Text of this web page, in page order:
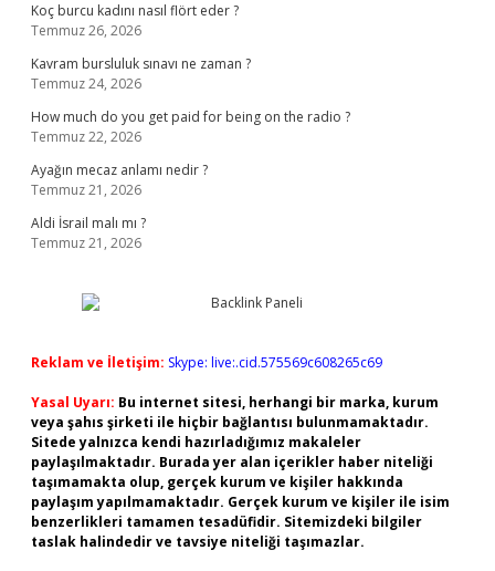
Koç burcu kadını nasıl flört eder ?
Temmuz 26, 2026
Kavram bursluluk sınavı ne zaman ?
Temmuz 24, 2026
How much do you get paid for being on the radio ?
Temmuz 22, 2026
Ayağın mecaz anlamı nedir ?
Temmuz 21, 2026
Aldi İsrail malı mı ?
Temmuz 21, 2026
Reklam ve İletişim: Skype: live:.cid.575569c608265c69
Yasal Uyarı: Bu internet sitesi, herhangi bir marka, kurum
veya şahıs şirketi ile hiçbir bağlantısı bulunmamaktadır.
Sitede yalnızca kendi hazırladığımız makaleler
paylaşılmaktadır. Burada yer alan içerikler haber niteliği
taşımamakta olup, gerçek kurum ve kişiler hakkında
paylaşım yapılmamaktadır. Gerçek kurum ve kişiler ile isim
benzerlikleri tamamen tesadüfidir. Sitemizdeki bilgiler
taslak halindedir ve tavsiye niteliği taşımazlar.